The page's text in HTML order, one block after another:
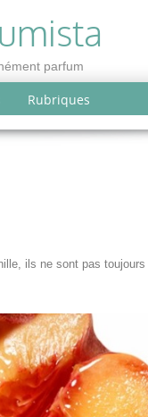
parfum
Rubriques
ils ne sont pas toujours